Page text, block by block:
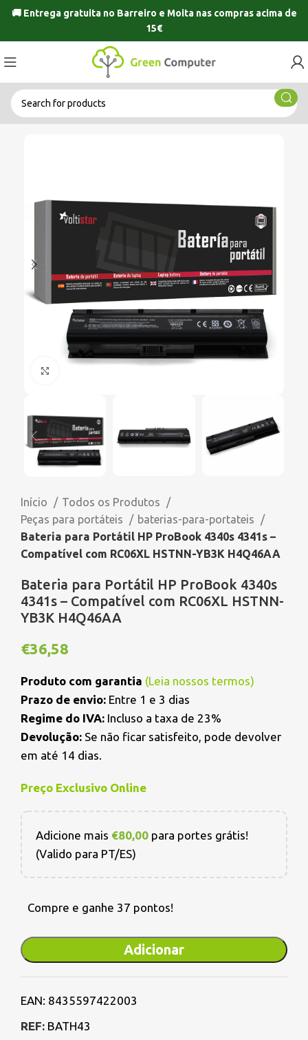
🚚 Entrega gratuita no Barreiro e Moitanas compras acima de
15€
Início
Todos os Produtos
Peças para portáteis
baterias-para-portateis
Bateria para Portátil HP ProBook 4340s 4341s –
Compatível com RC06XL HSTNN-YB3K H4Q46AA
Bateria para Portátil HP ProBook 4340s
4341s – Compatível com RC06XL HSTNN-
YB3K H4Q46AA
€36,58
Produto com garantia (Leia nossos termos)
Prazo de envio: Entre 1 e 3 dias
Regime do IVA: Incluso a taxa de 23%
Devolução: Se não ficar satisfeito, pode devolver
em até 14 dias.
Preço Exclusivo Online
Adicione mais €80,00 para portes grátis!
(Valido para PT/ES)
Compre e ganhe 37 pontos!
Adicionar
EAN: 8435597422003
REF: BATH43